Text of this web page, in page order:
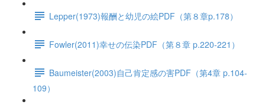
Lepper(1973)報酬と幼児の絵PDF（第８章p.178）
Fowler(2011)幸せの伝染PDF（第８章 p.220-221）
Baumeister(2003)自己肯定感の害PDF（第4章 p.104-
109）